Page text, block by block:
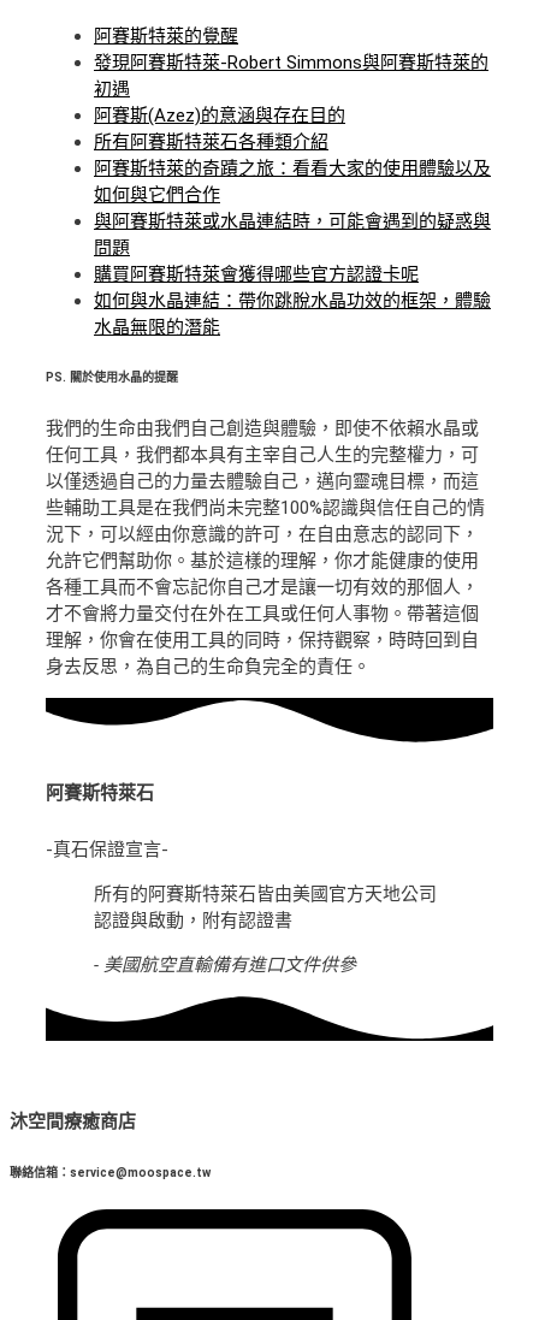
阿賽斯特萊的覺醒
發現阿賽斯特萊-Robert Simmons與阿賽斯特萊的
初遇
阿賽斯(Azez)的意涵與存在目的
所有阿賽斯特萊石各種類介紹
阿賽斯特萊的奇蹟之旅：看看大家的使用體驗以及
如何與它們合作
與阿賽斯特萊或水晶連結時，可能會遇到的疑惑與
問題
購買阿賽斯特萊會獲得哪些官方認證卡呢
如何與水晶連結：帶你跳脫水晶功效的框架，體驗
水晶無限的潛能
PS. 關於使用水晶的提醒
我們的生命由我們自己創造與體驗，即使不依賴水晶或
任何工具，我們都本具有主宰自己人生的完整權力，可
以僅透過自己的力量去體驗自己，邁向靈魂目標，而這
些輔助工具是在我們尚未完整100%認識與信任自己的情
況下，可以經由你意識的許可，在自由意志的認同下，
允許它們幫助你。基於這樣的理解，你才能健康的使用
各種工具而不會忘記你自己才是讓一切有效的那個人，
才不會將力量交付在外在工具或任何人事物。帶著這個
理解，你會在使用工具的同時，保持觀察，時時回到自
身去反思，為自己的生命負完全的責任。
阿賽斯特萊石
-真石保證宣言-
所有的阿賽斯特萊石皆由美國官方天地公司
認證與啟動，附有認證書
- 美國航空直輸備有進口文件供參
沐空間療癒商店
聯絡信箱：service@moospace.tw